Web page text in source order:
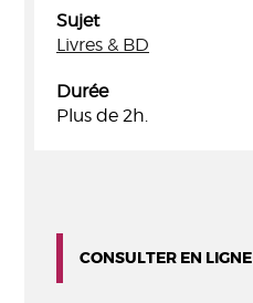
Sujet
Livres & BD
Durée
Plus de 2h.
CONSULTER EN LIGNE